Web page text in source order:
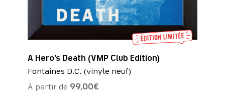
A Hero’s Death (VMP Club Edition)
Fontaines D.C. (vinyle neuf)
À partir de 99,00€